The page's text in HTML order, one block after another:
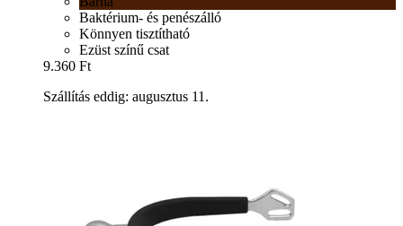
Baktérium- és penészálló
Könnyen tisztítható
Ezüst színű csat
9.360 Ft
Szállítás eddig: augusztus 11.